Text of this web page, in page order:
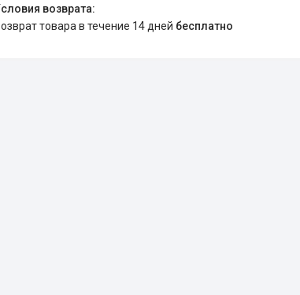
возврат товара в течение 14 дней бесплатно